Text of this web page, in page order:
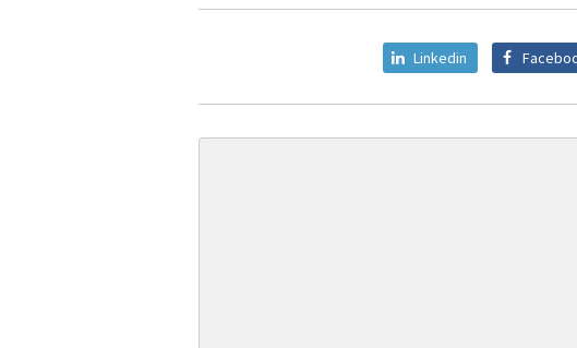
Linkedin